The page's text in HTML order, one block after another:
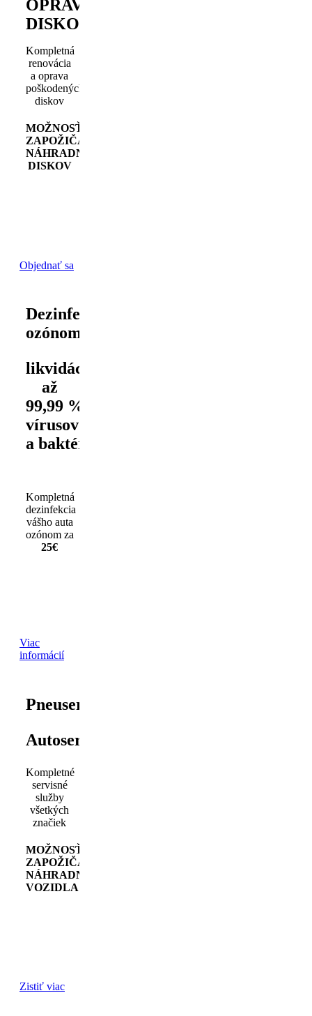
OPRAVA
DISKOV
Kompletná
renovácia
a oprava
poškodených
diskov‎
MOŽNOSŤ
ZAPOŽIČANIA
NÁHRADNÝCH
DISKOV
Objednať sa
Dezinfekcia
ozónom
likvidácia
až
99,99 %
vírusov
a baktérií
Kompletná
dezinfekcia
vášho auta
ozónom za
25€
Viac
informácií
Pneuservis
Autoservis
Kompletné
servisné
služby
všetkých
značiek
MOŽNOSŤ
ZAPOŽIČANIA
NÁHRADNÉHO
VOZIDLA
Zistiť viac